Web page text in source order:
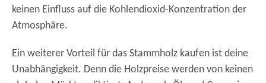
keinen Einfluss auf die Kohlendioxid-Konzentration der
Atmosphäre.
Ein weiterer Vorteil für das Stammholz kaufen ist deine
Unabhängigkeit. Denn die Holzpreise werden von keinen